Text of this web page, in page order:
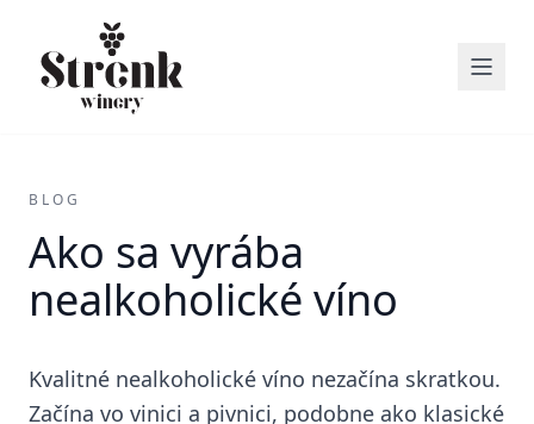
BLOG
Ako sa vyrába
nealkoholické víno
Kvalitné nealkoholické víno nezačína skratkou.
Začína vo vinici a pivnici, podobne ako klasické